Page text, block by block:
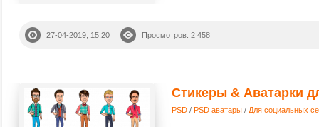
27-04-2019, 15:20 Просмотров: 2 458
Стикеры & Аватарки
PSD / PSD аватары / Для социальных